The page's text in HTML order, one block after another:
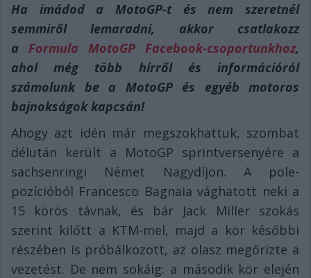
Ha imádod a MotoGP-t és nem szeretnél
semmiről lemaradni, akkor csatlakozz
a Formula MotoGP Facebook-csoportunkhoz,
ahol még több hírről és információról
számolunk be a MotoGP és egyéb motoros
bajnokságok kapcsán!
Ahogy azt idén már megszokhattuk, szombat
délután került a MotoGP sprintversenyére a
sachsenringi Német Nagydíjon. A pole-
pozícióból Francesco Bagnaia vághatott neki a
15 körös távnak, és bár Jack Miller szokás
szerint kilőtt a KTM-mel, majd a kör későbbi
részében is próbálkozott, az olasz megőrizte a
vezetést. De nem sokáig: a második kör elején